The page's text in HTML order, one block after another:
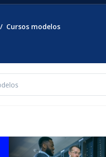
Cursos modelos